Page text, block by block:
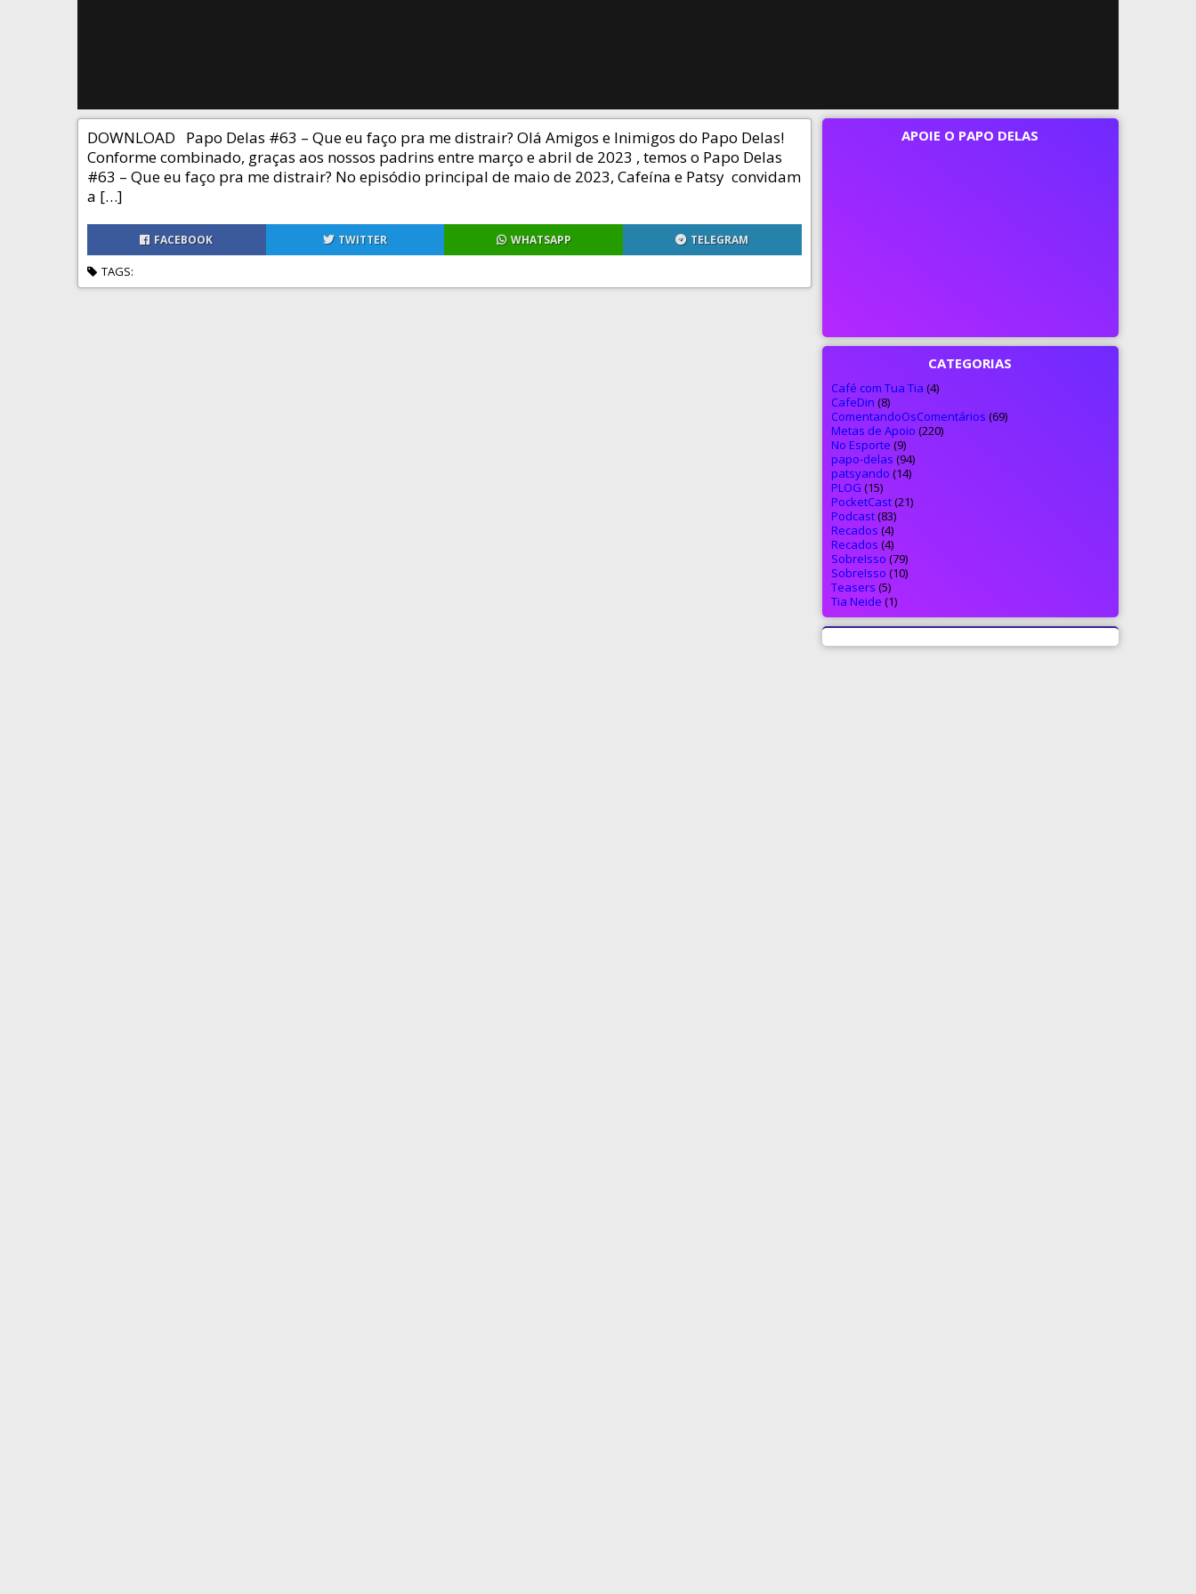
DOWNLOAD Papo Delas #63 – Que eu faço pra me distrair? Olá Amigos e Inimigos do Papo Delas!
Conforme combinado, graças aos nossos padrins entre março e abril de 2023 , temos o Papo Delas
#63 – Que eu faço pra me distrair? No episódio principal de maio de 2023, Cafeína e Patsy convidam
a […]
FACEBOOK TWITTER WHATSAPP TELEGRAM
TAGS:
APOIE O PAPO DELAS
CATEGORIAS
Café com Tua Tia (4)
CafeDin (8)
ComentandoOsComentários (69)
Metas de Apoio (220)
No Esporte (9)
papo-delas (94)
patsyando (14)
PLOG (15)
PocketCast(21)
Podcast(83)
Recados (4)
Recados (4)
SobreIsso (79)
SobreIsso (10)
Teasers (5)
Tia Neide (1)